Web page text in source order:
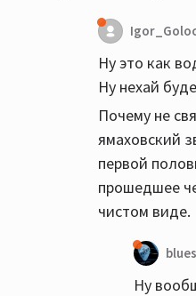
Ну это как
Ну нехай
Почему не
ямаховский
первой
прошедшее
чистом виде.
Ну